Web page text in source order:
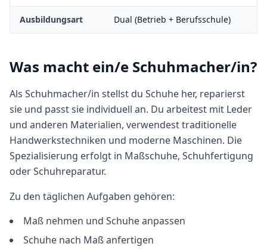
Ausbildungsart Dual (Betrieb + Berufsschule)
Was macht ein/e Schuhmacher/in?
Als Schuhmacher/in stellst du Schuhe her, reparierst
sie und passt sie individuell an. Du arbeitest mit Leder
und anderen Materialien, verwendest traditionelle
Handwerkstechniken und moderne Maschinen. Die
Spezialisierung erfolgt in Maßschuhe, Schuhfertigung
oder Schuhreparatur.
Zu den täglichen Aufgaben gehören:
Maß nehmen und Schuhe anpassen
Schuhe nach Maß anfertigen